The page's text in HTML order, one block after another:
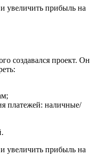
создавался проект. Он
платежей: наличные/